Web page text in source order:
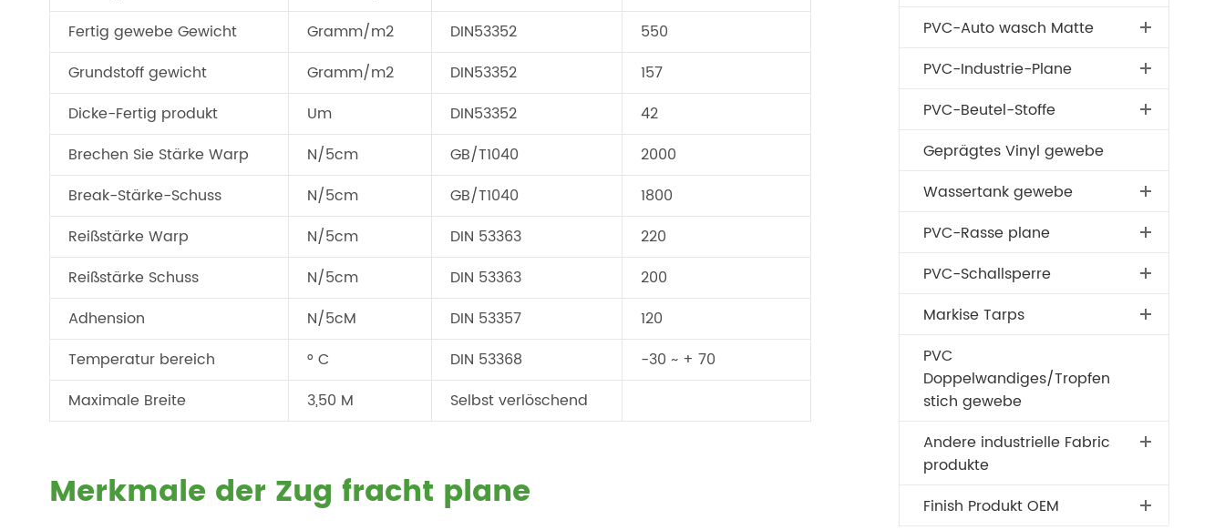
Fertig gewebe Gewicht
Gramm/m2 DIN53352
550
Grundstoff gewicht
Gramm/m2 DIN53352
157
Dicke-Fertig produkt
Um DIN53352
42
Brechen Sie Stärke Warp
N/5cm GB/T1040
2000
Break-Stärke-Schuss
N/5cm GB/T1040
1800
Reißstärke Warp
N/5cm DIN 53363
220
Reißstärke Schuss
N/5cm DIN 53363
200
Adhension
N/5cM DIN 53357
120
Temperatur bereich
° C DIN 53368
-30 ~ + 70
Maximale Breite
3,50 M Selbst verlöschend
Merkmale der Zug fracht plane
PVC-Auto wasch Matte
PVC-Industrie-Plane
PVC-Beutel-Stoffe
Geprägtes Vinyl gewebe
Wassertank gewebe
PVC-Rasse plane
PVC-Schallsperre
Markise Tarps
PVC
Doppelwandiges/Tropfen
stich gewebe
Andere industrielle Fabric
produkte
Finish Produkt OEM